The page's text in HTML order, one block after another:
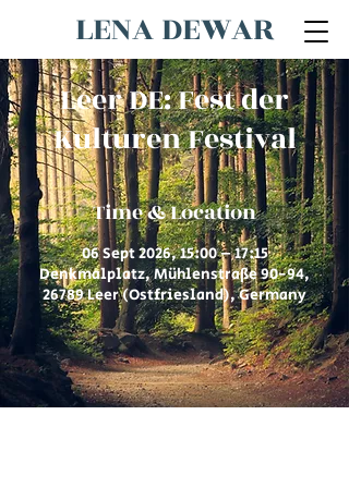
LENA DEWAR
Leer DE: Fest der
Kulturen Festival
Time & Location
06 Sept 2026, 15:00 – 17:15
Denkmalplatz, Mühlenstraße 90-94,
26789 Leer (Ostfriesland), Germany